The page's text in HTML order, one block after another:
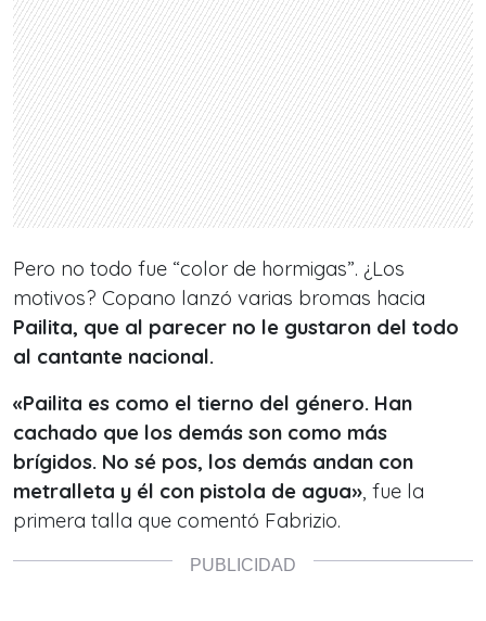
Pero no todo fue “color de hormigas”. ¿Los
motivos? Copano lanzó varias bromas hacia
Pailita, que al parecer no le gustaron del todo
al cantante nacional.
«Pailita es como el tierno del género. Han
cachado que los demás son como más
brígidos. No sé pos, los demás andan con
metralleta y él con pistola de agua», fue la
primera talla que comentó Fabrizio.